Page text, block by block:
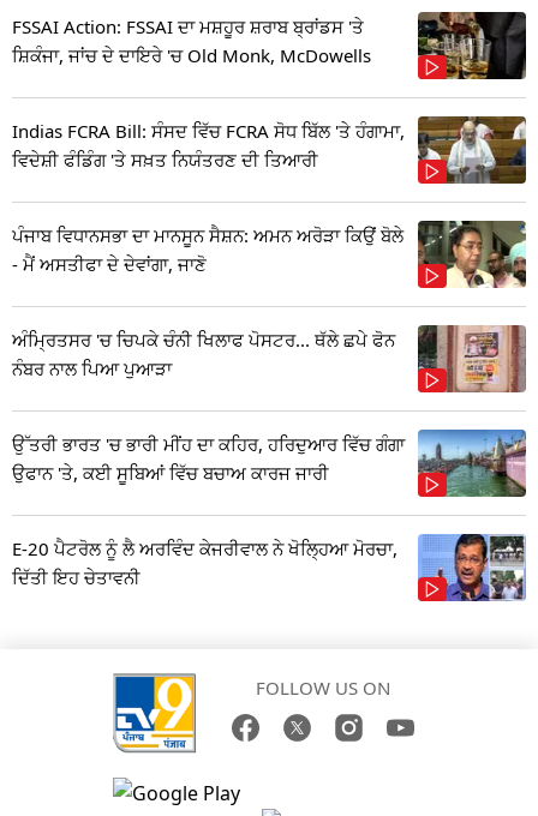
FSSAI Action: FSSAI ਦਾ ਮਸ਼ਹੂਰ ਸ਼ਰਾਬ ਬ੍ਰਾਂਡਸ 'ਤੇ
ਸ਼ਿਕੰਜਾ, ਜਾਂਚ ਦੇ ਦਾਇਰੇ 'ਚ Old Monk, McDowells
Indias FCRA Bill: ਸੰਸਦ ਵਿੱਚ FCRA ਸੋਧ ਬਿੱਲ 'ਤੇ ਹੰਗਾਮਾ,
ਵਿਦੇਸ਼ੀ ਫੰਡਿੰਗ 'ਤੇ ਸਖ਼ਤ ਨਿਯੰਤਰਣ ਦੀ ਤਿਆਰੀ
ਪੰਜਾਬ ਵਿਧਾਨਸਭਾ ਦਾ ਮਾਨਸੂਨ ਸੈਸ਼ਨ: ਅਮਨ ਅਰੋੜਾ ਕਿਉਂ ਬੋਲੇ
- ਮੈਂ ਅਸਤੀਫਾ ਦੇ ਦੇਵਾਂਗਾ, ਜਾਣੋ
ਅੰਮ੍ਰਿਤਸਰ 'ਚ ਚਿਪਕੇ ਚੰਨੀ ਖਿਲਾਫ ਪੋਸਟਰ... ਥੱਲੇ ਛਪੇ ਫੋਨ
ਨੰਬਰ ਨਾਲ ਪਿਆ ਪੁਆੜਾ
ਉੱਤਰੀ ਭਾਰਤ 'ਚ ਭਾਰੀ ਮੀਂਹ ਦਾ ਕਹਿਰ, ਹਰਿਦੁਆਰ ਵਿੱਚ ਗੰਗਾ
ਉਫਾਨ 'ਤੇ, ਕਈ ਸੂਬਿਆਂ ਵਿੱਚ ਬਚਾਅ ਕਾਰਜ ਜਾਰੀ
E-20 ਪੈਟਰੋਲ ਨੂੰ ਲੈ ਅਰਵਿੰਦ ਕੇਜਰੀਵਾਲ ਨੇ ਖੋਲ੍ਹਿਆ ਮੋਰਚਾ,
ਦਿੱਤੀ ਇਹ ਚੇਤਾਵਨੀ
FOLLOW US ON